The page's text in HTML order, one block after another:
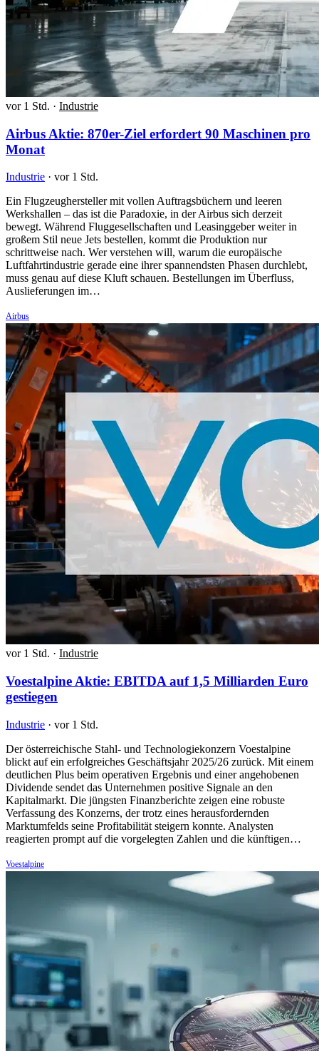
vor 1 Std. · Industrie
Airbus Aktie: 870er-Ziel erfordert 90 Maschinen pro
Monat
Industrie · vor 1 Std.
Ein Flugzeughersteller mit vollen Auftragsbüchern und leeren
Werkshallen – das ist die Paradoxie, in der Airbus sich derzeit
bewegt. Während Fluggesellschaften und Leasinggeber weiter in
großem Stil neue Jets bestellen, kommt die Produktion nur
schrittweise nach. Wer verstehen will, warum die europäische
Luftfahrtindustrie gerade eine ihrer spannendsten Phasen durchlebt,
muss genau auf diese Kluft schauen. Bestellungen im Überfluss,
Auslieferungen im…
Airbus
vor 1 Std. · Industrie
Voestalpine Aktie: EBITDA auf 1,5 Milliarden Euro
gestiegen
Industrie · vor 1 Std.
Der österreichische Stahl- und Technologiekonzern Voestalpine
blickt auf ein erfolgreiches Geschäftsjahr 2025/26 zurück. Mit einem
deutlichen Plus beim operativen Ergebnis und einer angehobenen
Dividende sendet das Unternehmen positive Signale an den
Kapitalmarkt. Die jüngsten Finanzberichte zeigen eine robuste
Verfassung des Konzerns, der trotz eines herausfordernden
Marktumfelds seine Profitabilität steigern konnte. Analysten
reagierten prompt auf die vorgelegten Zahlen und die künftigen…
Voestalpine